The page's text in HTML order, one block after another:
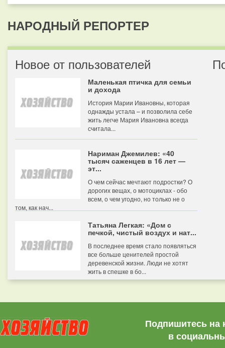
НАРОДНЫЙ РЕПОРТЕР
Новое от пользователей
Маленькая птичка для семьи
и дохода
История Марии Ивановны, которая
однажды устала – и позволила себе
жить легче Мария Ивановна всегда
считала...
Нариман Джемилев: «40
тысяч саженцев в 16 лет —
эт...
О чем сейчас мечтают подростки? О
дорогих вещах, о мотоциклах - обо
всем, о чем угодно, но только не о
том, как нач...
Татьяна Легкая: «Дом с
печкой, чистый воздух и нат...
В последнее время стало появляться
все больше ценителей простой
деревенской жизни. Люди не хотят
жить в спешке в бо...
Подпишитесь на
в